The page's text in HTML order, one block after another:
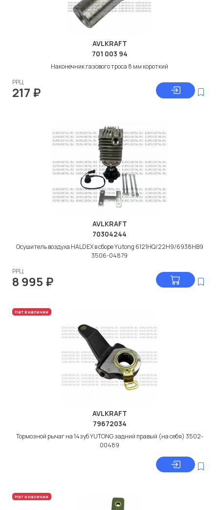
AVLKRAFT
701 003 94
Наконечник газового троса 8 мм короткий
РРЦ
217 ₽
AVLKRAFT
70304244
Осушитель воздуха HALDEX в сборе Yutong 6121HQ/22H9/6938HB9
3506-04879
РРЦ
8 995 ₽
Нет в наличии
AVLKRAFT
79672034
Тормозной рычаг на 14зуб YUTONG задний правый (на себя) 3502-
00489
Нет в наличии